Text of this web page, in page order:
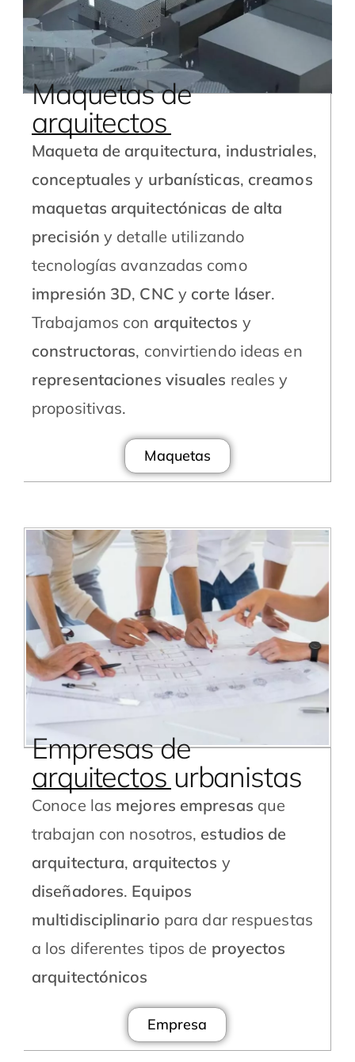
Maquetas de
arquitectos
Maqueta de arquitectura, industriales,
conceptuales y urbanísticas, creamos
maquetas arquitectónicas de alta
precisión y detalle utilizando
tecnologías avanzadas como
impresión 3D, CNC y corte láser.
Trabajamos con arquitectos y
constructoras, convirtiendo ideas en
representaciones visuales reales y
propositivas.
Maquetas
Empresas de
arquitectos urbanistas
Conoce las mejores empresas que
trabajan con nosotros, estudios de
arquitectura, arquitectos y
diseñadores. Equipos
multidisciplinario para dar respuestas
a los diferentes tipos de proyectos
arquitectónicos
Empresa